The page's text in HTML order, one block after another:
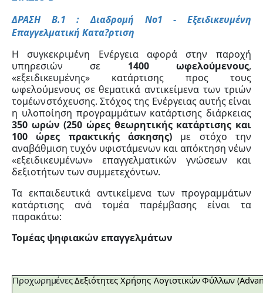
ΔΡΑΣΗ Β.1 : Διαδρομή Νο1 - Εξειδικευμένη
Επαγγελματική Κατα?ρτιση
Η συγκεκριμένη Ενέργεια αφορά στην
παροχή
υπηρεσιών σε 1400 ωφελούμενους,
«εξειδικευμένης»
κατάρτισης προς
τους
ωφελούμενους σε θεματικά αντικείμενα των τριών
τομέωνστόχευσης. Στόχος της Ενέργειας αυτής είναι
η υλοποίηση προγραμμάτων κατάρτισης διάρκειας
350 ωρών (250 ώρες θεωρητικής κατάρτισης και
100 ώρες πρακτικής άσκησης) με στόχο την
αναβάθμιση τυχόν υφιστάμενων και απόκτηση νέων
«εξειδικευμένων» επαγγελματικών γνώσεων
και
δεξιοτήτων των συμμετεχόντων.
Τα εκπαιδευτικά αντικείμενα των προγραμμάτων
κατάρτισης ανά τομέα παρέμβασης είναι τα
παρακάτω:
Τομέας ψηφιακών επαγγελμάτων
ΠροχωρημένεςΔεξιότητες Χρήσης ΛογιστικώνΦύλλων